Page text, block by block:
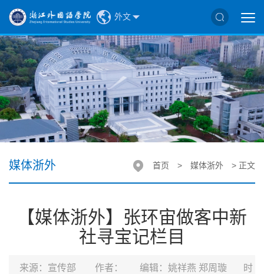
外文
媒体浙外 首页 > 媒体浙外 > 正文
【媒体浙外】张环宙做客中新
社寻宝记栏目
来源：宣传部 作者： 编辑：姚祥燕 郑周璇 时